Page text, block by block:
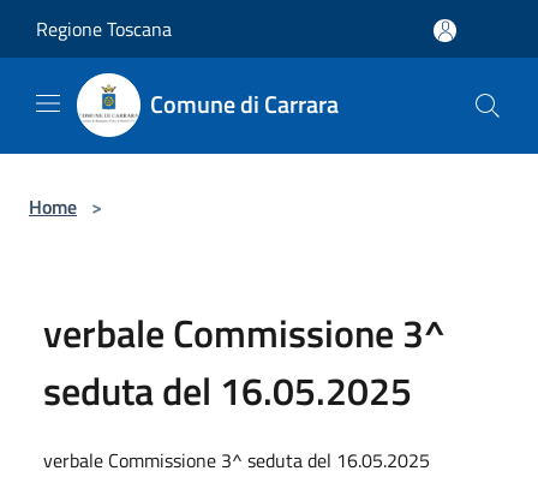
Regione Toscana
Comune di Carrara
Home >
verbale Commissione 3^
seduta del 16.05.2025
verbale Commissione 3^ seduta del 16.05.2025